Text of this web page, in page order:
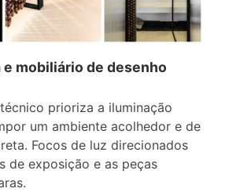
mobiliário de desenho
prioriza a iluminação
um ambiente acolhedor e de
Focos de luz direcionados
de exposição e as peças